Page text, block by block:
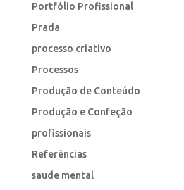
Portfólio Profissional
Prada
processo criativo
Processos
Produção de Conteúdo
Produção e Confeção
profissionais
Referências
saude mental